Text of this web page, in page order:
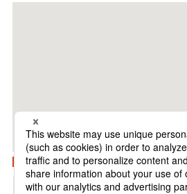
Googleマップで開く
地方 北海道・東北